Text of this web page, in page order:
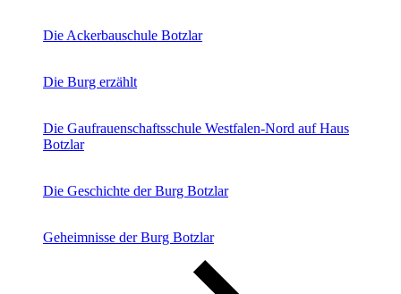
Die Ackerbauschule Botzlar
Die Burg erzählt
Die Gaufrauenschaftsschule Westfalen-Nord auf Haus
Botzlar
Die Geschichte der Burg Botzlar
Geheimnisse der Burg Botzlar